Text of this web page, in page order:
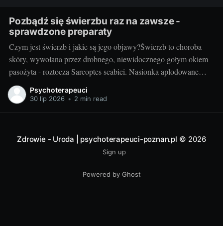
Pozbądź się świerzbu raz na zawsze -
sprawdzone preparaty
Czym jest świerzb i jakie są jego objawy?Świerzb to choroba
skóry, wywołana przez drobnego, niewidocznego gołym okiem
pasożyta - roztocza Sarcoptes scabiei. Nasionka aplodowane
przez samicę roztocza prowadzą do rozwinięcia się typowych
objawów choroby: silnego swędzenia, wysypki skórnej oraz
Psychoterapeuci
30 lip 2026 • 2 min read
Zdrowie - Uroda | psychoterapeuci-poznan.pl © 2026
Sign up
Powered by Ghost